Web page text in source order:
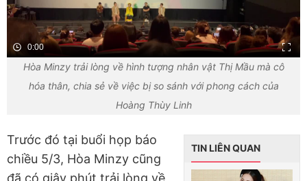
0:00
Hòa Minzy trải lòng về hình tượng nhân vật Thị Mầu mà cô
hóa thân, chia sẻ về việc bị so sánh với phong cách của
Hoàng Thùy Linh
TIN LIÊN QUAN
Trước đó tại buổi họp báo
chiều 5/3, Hòa Minzy cũng
đã có giây phút trải lòng về